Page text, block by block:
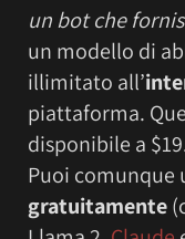
un bot che
un modello di
illimitato all’
piattaforma.
disponibile a
Puoi comunque
gratuitamente